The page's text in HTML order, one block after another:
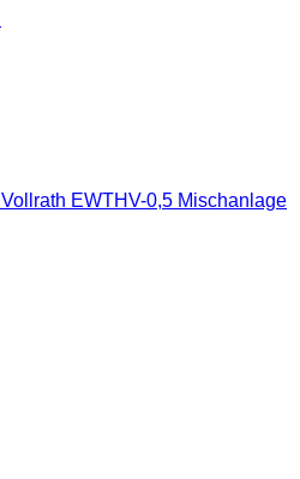
Vollrath EWTHV-0,5 Mischanlage